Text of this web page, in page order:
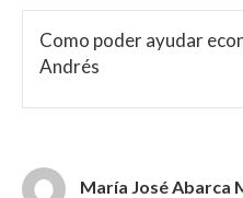
Como poder ayudar
Andrés
María José Abarca